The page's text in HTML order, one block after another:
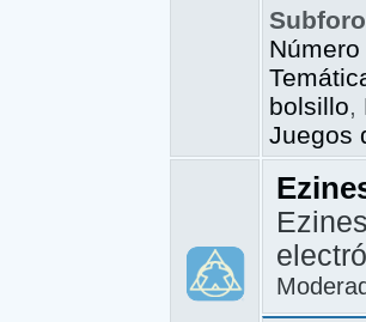
bolsillo,
Juegos